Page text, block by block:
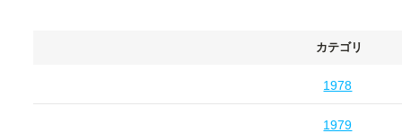
カテゴリ
1978
1979